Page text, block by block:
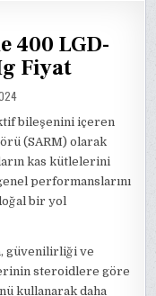
400 LGD-
Fiyat
bileşenini içeren
(SARM) olarak
kas kütlelerini
performanslarını
bir yol
güvenilirliği ve
steroidlere göre
kullanarak daha